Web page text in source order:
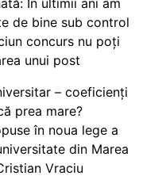
În ultimii ani am
de bine sub control
concurs nu poți
unui post
– coeficienți
prea mare?
în noua lege a
din Marea
Vraciu